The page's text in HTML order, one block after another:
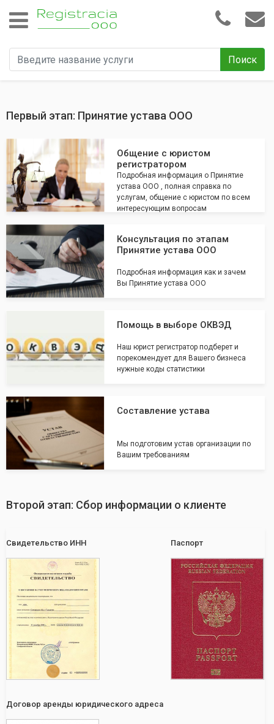
Поиск
Первый этап: Принятие устава ООО
Общение с юристом
регистратором
Подробная информация о Принятие
устава ООО , полная справка по
услугам, общение с юристом по всем
интересующим вопросам
Консультация по этапам
Принятие устава ООО
Подробная информация как и зачем
Вы Принятие устава ООО
Помощь в выборе ОКВЭД
Наш юрист регистратор подберет и
порекомендует для Вашего бизнеса
нужные коды статистики
Составление устава
Мы подготовим устав организации по
Вашим требованиям
Второй этап: Сбор информации о клиенте
Свидетельство ИНН Паспорт
Договор аренды юридического адреса